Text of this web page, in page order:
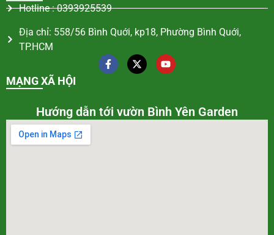
Hotline : 0393925539
Địa chỉ: 558/56 Bình Quới, kp18, Phường Bình Quới,
TP.HCM
MẠNG XÃ HỘI
Hướng dẫn tới vườn Bình Yên Garden